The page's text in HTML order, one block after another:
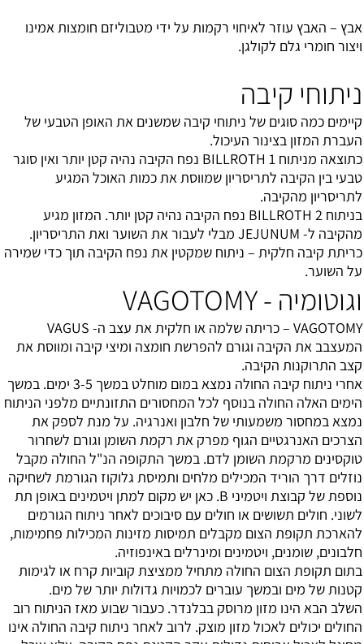
אבץ – האבץ עוזר לאיחוי רקמות על ידי מטבוליזם חומצות אמינו
ויצור חומרי גלם לקולגן.
ניתוחי קיבה
קיימים כמה סוגים של ניתוחי קיבה שמשנים את האופן הטבעי של
העברת המזון בצינור העיכול.
כתוצאה מניתוח BILLROTH 1 נפח הקיבה נהיה קטן יותר ואין סוגר
טבעי בין הקיבה לתריסריון שמווסת את כמות האוכל המגיע
לתריסריון מהקיבה.
בניתוח BILLROTH 2 נפח הקיבה נהיה קטן יותר. המזון מגיע
מהקיבה ל- JEJUNUM מבלי לעבור את השוער ואת התריסריון.
כריתת קיבה חלקית – ניתוח שמקטין את נפח הקיבה תוך כדי שמירה
על השוער.
וגוטומיה - VAGOTOMY
VAGOTOMY – כריתה שלמה או חלקית את עצב ה- VAGUS
המעצבב את הקיבה וגורם להפרשת חומצה ומיצי קיבה ומווסת את
קצב התרוקנות הקיבה.
אחרי ניתוח קיבה החולה נמצא במום מוחלט במשך 3-5 ימים. במשך
הימים האלה החולה בנוסף לכל המחסורים התזונתיים מלפני הניתוח
נמצא במחסור משמעותי של חלבון ואנרגיה. על מנת לספק את
הצרכים האנרגטיים הגוף מפרק את רקמת השומן וגורם לשחרור
טוקסינים מרקמת השומן לדם. במשך התקופה הנ"ל החולה מקבל
נוזלים דרך הוריד המכילים מלחים ותמיסת גלוקוז הגורמת לשחיקה
נוספת של קבוצת ויטמיני B. כאן יש מקום למתן ויטמינים באופן תת
לשוני. חולים תשושים או חולים עם סיבוכים לאחר ניתוח הגורמים
להארכת תקופת הצום מקבלים תמיסות מזינות המכילות פחמימות,
חלבונים, שומנים, ויטמינים ומינרלים באינפוזיה.
בתום תקופת הצום החולה מתחיל ממציצת קוביות קרח או לגימות
קטנות של מים ובמשך עוברים לכמויות גדולות יותר של מים.
השלב הבא הינו מזון מרוסק בבלנדר. כעבור שבוע מאז הניתוח רוב
החולים יכולים לאכול מזון מוצק. לרוב לאחר ניתוח קיבה החולה אינו